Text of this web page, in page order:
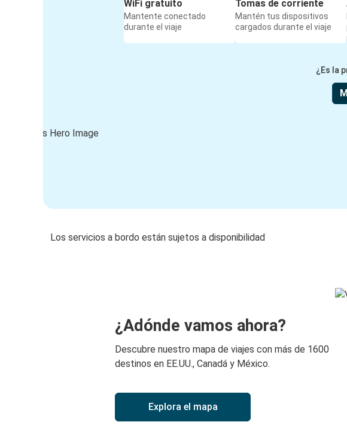
WiFi gratuito
Mantente conectado
durante el viaje
Tomas de corriente
Mantén tus dispositivos
cargados durante el viaje
¿Es la
Los servicios a bordo están sujetos a disponibilidad
¿Adónde vamos ahora?
Descubre nuestro mapa de viajes con más de 1600
destinos en EE.UU., Canadá y México.
Explora el mapa